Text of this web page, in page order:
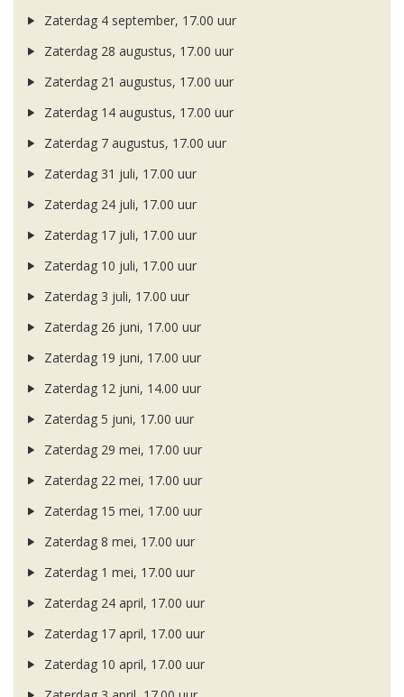
Zaterdag 4 september, 17.00 uur
Zaterdag 28 augustus, 17.00 uur
Zaterdag 21 augustus, 17.00 uur
Zaterdag 14 augustus, 17.00 uur
Zaterdag 7 augustus, 17.00 uur
Zaterdag 31 juli, 17.00 uur
Zaterdag 24 juli, 17.00 uur
Zaterdag 17 juli, 17.00 uur
Zaterdag 10 juli, 17.00 uur
Zaterdag 3 juli, 17.00 uur
Zaterdag 26 juni, 17.00 uur
Zaterdag 19 juni, 17.00 uur
Zaterdag 12 juni, 14.00 uur
Zaterdag 5 juni, 17.00 uur
Zaterdag 29 mei, 17.00 uur
Zaterdag 22 mei, 17.00 uur
Zaterdag 15 mei, 17.00 uur
Zaterdag 8 mei, 17.00 uur
Zaterdag 1 mei, 17.00 uur
Zaterdag 24 april, 17.00 uur
Zaterdag 17 april, 17.00 uur
Zaterdag 10 april, 17.00 uur